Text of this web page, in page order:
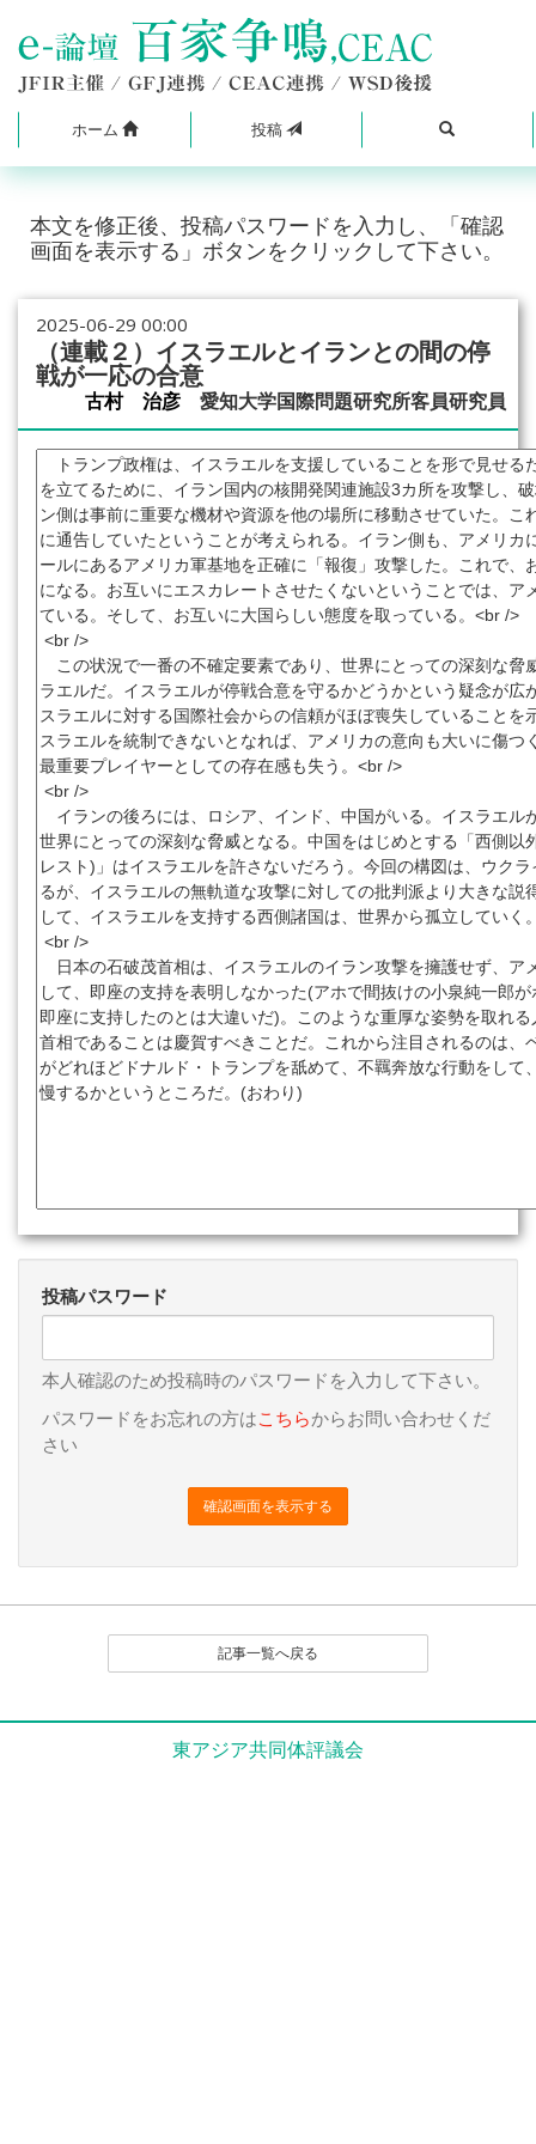
ホーム 投稿
本文を修正後、投稿パスワードを入力し、「確認
画面を表示する」ボタンをクリックして下さい。
2025-06-29 00:00
（連載２）イスラエルとイランとの間の停
戦が一応の合意
古村 治彦 愛知大学国際問題研究所客員研究員
投稿パスワード
本人確認のため投稿時のパスワードを入力して下さい。
パスワードをお忘れの方はこちらからお問い合わせくだ
さい
確認画面を表示する
記事一覧へ戻る
東アジア共同体評議会